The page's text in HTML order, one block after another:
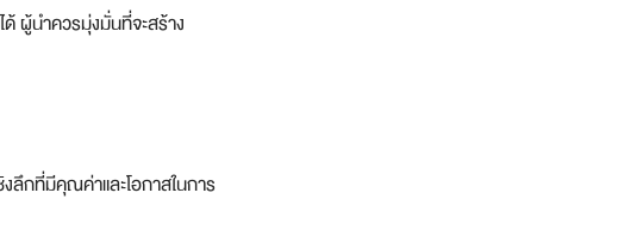
ผู้นำควรมุ่งมั่นที่จะสร้าง
ลึกที่มีคุณค่าและโอกาสในการ